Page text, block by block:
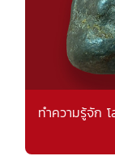
ทำความรู้จัก